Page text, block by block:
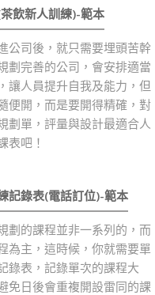
飲新人訓練)-範本
公司後，就只需要埋頭苦幹
劃完善的公司，會安排適當
讓人員提升自我及能力，但
便開，而是要開得精確，對
劃單，評量與設計最適合人
表吧！
記錄表(電話訂位)-範本
劃的課程並非一系列的，而
為主，這時候，你就需要單
錄表，記錄單次的課程大
免日後會重複開設雷同的課